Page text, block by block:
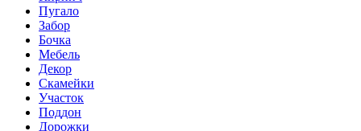
Пугало
Забор
Бочка
Мебель
Декор
Скамейки
Участок
Поддон
Дорожки